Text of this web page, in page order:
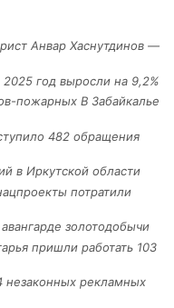
Анвар Хаснутдинов —
год выросли на 9,2%
пожарных В Забайкалье
482 обращения
в Иркутской области
потратили
золотодобычи
пришли работать 103
незаконных рекламных